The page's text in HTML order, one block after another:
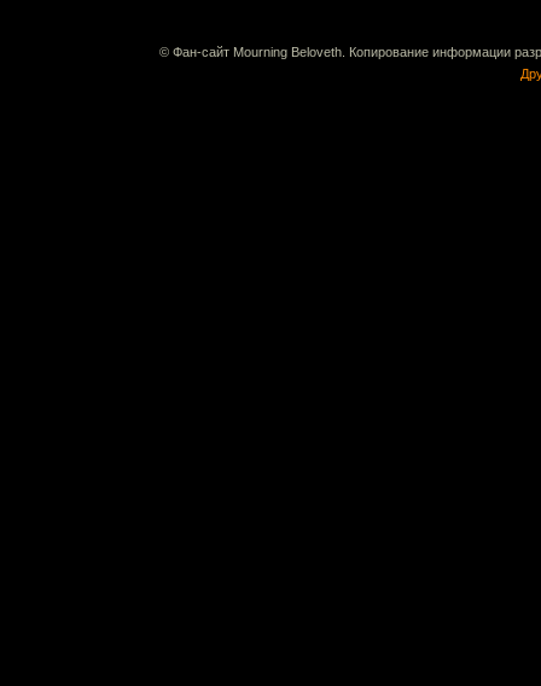
© Фан-сайт Mourning Beloveth. Копирование информации